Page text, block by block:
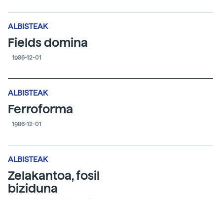
ALBISTEAK
Fields domina
1986-12-01
ALBISTEAK
Ferroforma
1986-12-01
ALBISTEAK
Zelakantoa, fosil
biziduna